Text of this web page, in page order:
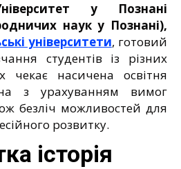
у Познані
наук у Познані),
університети, готовий
студентів із різних
насичена освітня
з урахуванням вимог
безліч можливостей для
розвитку.
історія